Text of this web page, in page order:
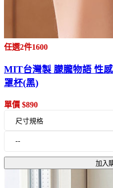
任選2件1600
MIT台灣製 朦朧物語 性
罩杯(黑)
單價 $890
加入